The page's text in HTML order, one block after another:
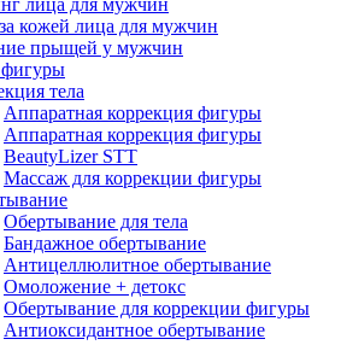
лица для мужчин
кожей лица для мужчин
прыщей у мужчин
тела
Аппаратная коррекция фигуры
Аппаратная коррекция фигуры
BeautyLizer STT
Массаж для коррекции фигуры
Обертывание для тела
Бандажное обертывание
Антицеллюлитное обертывание
Омоложение + детокс
Обертывание для коррекции фигуры
Антиоксидантное обертывание